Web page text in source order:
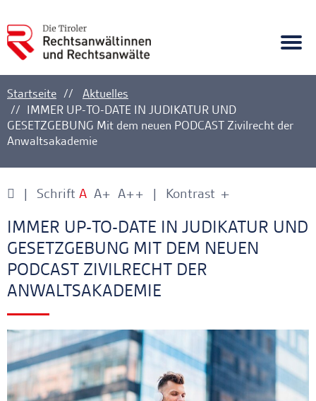
Ankerlink
Startseite
Aktuelles
IMMER UP-TO-DATE IN JUDIKATUR UND
GESETZGEBUNG Mit dem neuen PODCAST Zivilrecht der
Anwaltsakademie
Schrift A A+ A++ Kontrast +
-
Ankerlink
IMMER UP-TO-DATE IN JUDIKATUR UND
GESETZGEBUNG MIT DEM NEUEN
PODCAST ZIVILRECHT DER
ANWALTSAKADEMIE